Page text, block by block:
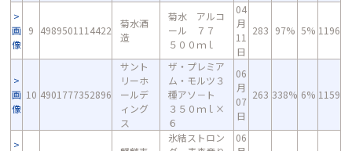
画
像
9 4989501114422
菊水酒
造
菊水 アルコ
ール ７７
５００ｍｌ
04
月
11
日
283 97% 5% 1196
画
像
10 4901777352896
サント
リーホ
ールデ
ィング
ス
ザ・プレミア
ム・モルツ３
種アソ－ト
３５０ｍｌ×
６
06
月
07
日
263 338% 6% 1159
氷結ストロン
06